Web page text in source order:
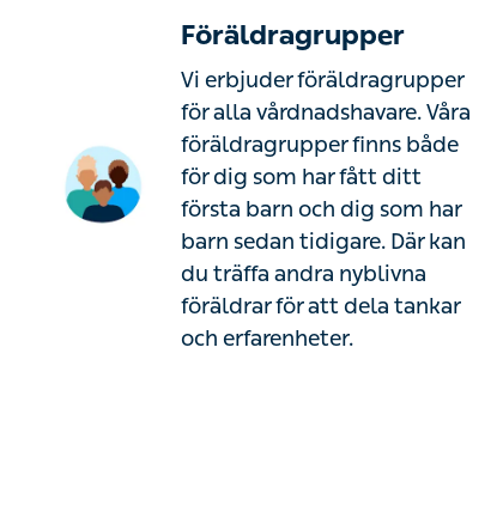
Föräldragrupper
Vi erbjuder föräldragrupper
för alla vårdnadshavare. Våra
föräldragrupper finns både
för dig som har fått ditt
första barn och dig som har
barn sedan tidigare. Där kan
du träffa andra nyblivna
föräldrar för att dela tankar
och erfarenheter.